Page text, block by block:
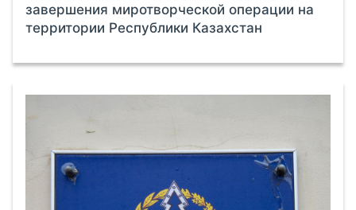
завершения миротворческой операции на
территории Республики Казахстан